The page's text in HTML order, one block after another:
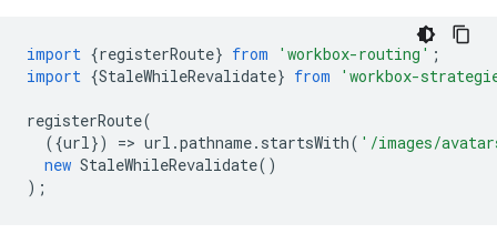
import {registerRoute} from 'workbox-routing' ;
import {StaleWhileRevalidate} from 'workbox-
registerRoute(
({url}) => url .pathname. startsWith( '/images/
new StaleWhileRevalidate()
);